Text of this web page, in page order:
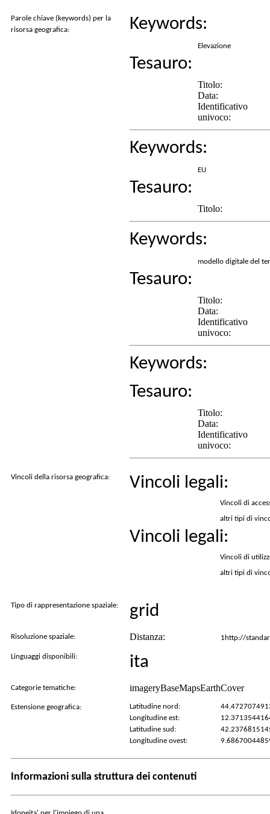
Parole chiave (keywords) per la
risorsa geografica:
Keywords:
Elevazione
Tesauro:
Titolo:
Data:
Identificativo
univoco:
Keywords:
EU
Tesauro:
Titolo:
Keywords:
modello digitale del
Tesauro:
Titolo:
Data:
Identificativo
univoco:
Keywords:
Tesauro:
Titolo:
Data:
Identificativo
univoco:
Vincoli della risorsa geografica: Vincoli legali:
Vincoli di
altri tipi di
Vincoli legali:
Vincoli di
altri tipi di
Tipo di rappresentazione spaziale: grid
Risoluzione spaziale: Distanza: 1http://
Linguaggi disponibili: ita
Categorie tematiche: imageryBaseMapsEarthCover
Estensione geografica: Latitudine nord:
Longitudine est:
Latitudine sud:
Longitudine ovest:
Informazioni sulla struttura dei contenuti